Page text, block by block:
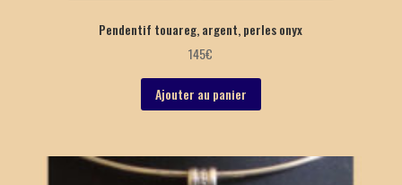
Pendentif touareg, argent, perles onyx
145€
Ajouter au panier